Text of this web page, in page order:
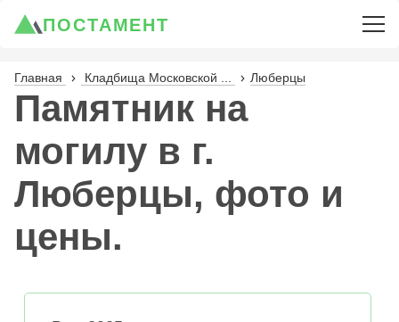
ПОСТАМЕНТ
Главная Кладбища Московской ... Люберцы
Памятник на
могилу в г.
Люберцы, фото и
цены.